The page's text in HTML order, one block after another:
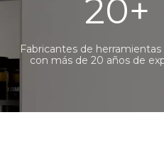
20+
Fabricantes de herramientas
con más de 20 años de